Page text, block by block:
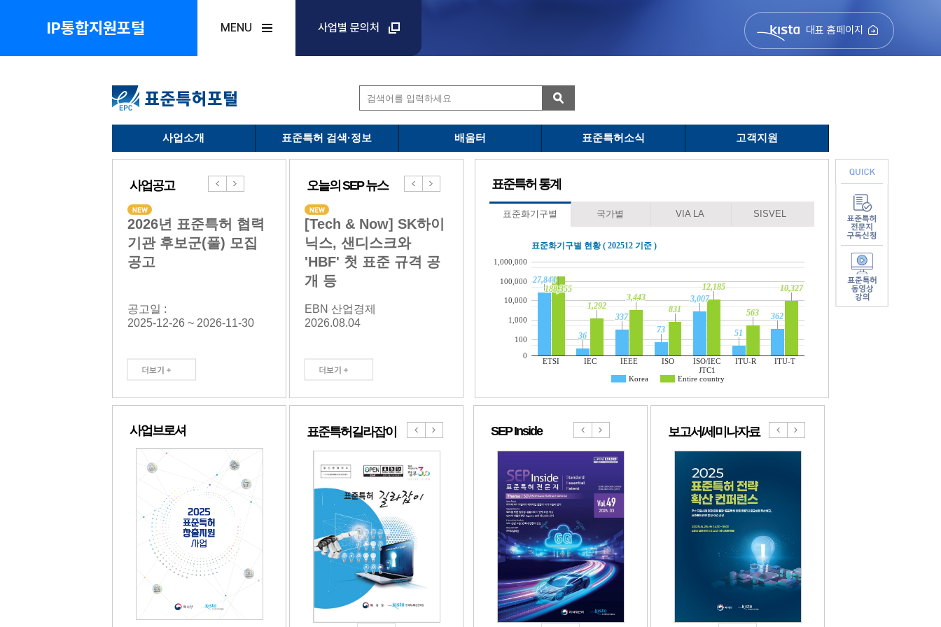
IP통합지원포털 MENU 사업별 문의처 대표 홈페이지
사업소개 표준특허 검색·정보 배움터 표준특허소식 고객지원
사업공고
2026년 표준특허 협력
기관 후보군(풀) 모집
공고
공고일 :
2025-12-26 ~ 2026-11-30
2026년 표준특허 전략
확산 컨퍼런스 안내
(2026. 7. 16.(목)
14:3...
공고일 :
2026-07-02 ~ 2026-07-16
오늘의 SEP 뉴스
[Biz&Law] 삼성전자,
'갤럭시 전력관리 시스
템' 美 특허침해 피소
[Biz&Law] ETRI·경희
대, 美 스냅 상대로 특
더비즈
2026.08.04
[Tech & Now] SK하이
닉스, 샌디스크와
'HBF' 첫 표준 규격 공
개 등
EBN 산업경제
2026.08.04
[Biz&Law] 서울반도
체, 중국 레야드 美 계
열사에 특허침해 소송
日 키옥시아, 3300억원
배상 공시...5년 끈 특
허전쟁, 대체 무슨 특허
길래
디지털투데이
2026.08.04
[Biz&Law] 삼성전자,
'갤럭시 전력관리 시스
템' 美 특허침해 피소
더비즈
2026.08.04
대, 美 스냅 상대로 특
표준특허 통계
표준화기구별 국가별 VIA LA SISVEL
표준화기구별 현황 ( 202512 기준 )
Korea Entire country
ETSI IEC IEEE ISO
ISO/IEC
JTC1
ITU-R ITU-T
0
100
1,000
10,000
100,000
1,000,000
27,844
27,844
36
36
337
337
73
73
3,007
3,007
51
51
362
362
188,355
188,355
1,292
1,292
3,443
3,443
831
831
12,185
12,185
563
563
10,327
10,327
사업브로셔 표준특허길라잡이 SEP Inside 보고서/세미나자료